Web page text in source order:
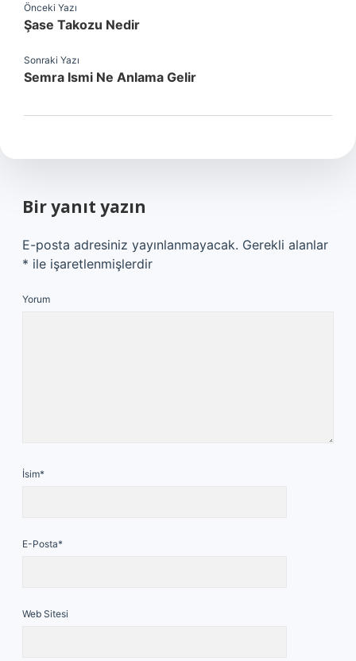
Önceki Yazı
Şase Takozu Nedir
Sonraki Yazı
Semra Ismi Ne Anlama Gelir
Bir yanıt yazın
E-posta adresiniz yayınlanmayacak. Gerekli alanlar
* ile işaretlenmişlerdir
Yorum
İsim*
E-Posta*
Web Sitesi